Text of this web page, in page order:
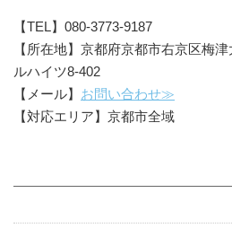
【TEL】080-3773-9187
【所在地】京都府京都市右京区梅
ルハイツ8-402
【メール】 お問い合わせ≫
【対応エリア】京都市全域